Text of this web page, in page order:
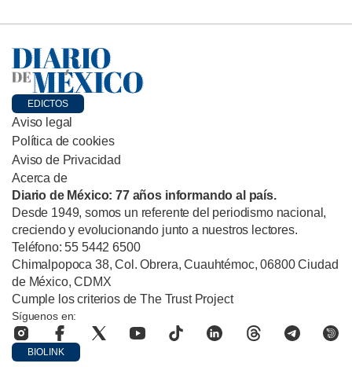
EDICTOS
Aviso legal
Política de cookies
Aviso de Privacidad
Acerca de
Diario de México: 77 años informando al país.
Desde 1949, somos un referente del periodismo nacional,
creciendo y evolucionando junto a nuestros lectores.
Teléfono: 55 5442 6500
Chimalpopoca 38, Col. Obrera, Cuauhtémoc, 06800 Ciudad
de México, CDMX
Cumple los criterios de The Trust Project
Síguenos en:
BIOLINK